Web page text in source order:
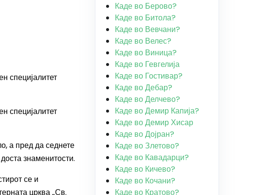
специјалитет
специјалитет
а пред да седнете
знаменитости.
се и
црква „Св.
Каде во Берово?
Каде во Битола?
Каде во Вевчани?
Каде во Велес?
Каде во Виница?
Каде во Гевгелија
Каде во Гостивар?
Каде во Дебар?
Каде во Делчево?
Каде во Демир Капија?
Каде во Демир Хисар
Каде во Дојран?
Каде во Злетово?
Каде во Кавадарци?
Каде во Кичево?
Каде во Кочани?
Каде во Кратово?